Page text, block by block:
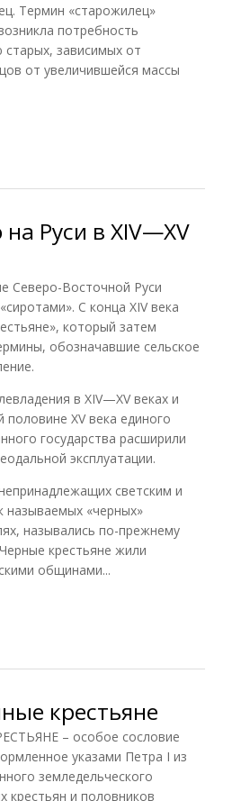
Термин «старожилец»
потребность
зависимых от
от увеличившейся массы
на Руси в XIV—XV
Северо-Восточной Руси
С конца XIV века
который затем
обозначавшие сельское
в XIV—XV веках и
XV века единого
государства расширили
эксплуатации.
светским и
«черных»
назывались по-прежнему
крестьяне жили
общинами...
крестьяне
– особое сословие
указами Петра I из
земледельческого
крестьян и половников